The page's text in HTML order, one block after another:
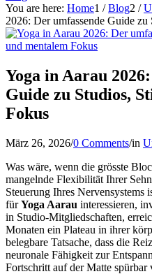
You are here: Home1 / Blog2 /
2026: Der umfassende Guide
Yoga in Aarau
Guide zu Studios,
Fokus
März 26, 2026/0 Comments/in
Was wäre, wenn die grösste
mangelnde Flexibilität Ihrer
Steuerung Ihres Nervensystems
fürYoga Aarau interessieren,
in Studio-Mitgliedschaften,
Monaten ein Plateau in ihrer
belegbare Tatsache, dass die
neuronale Fähigkeit zur
Fortschritt auf der Matte spürbar